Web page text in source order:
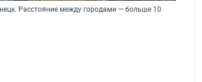
Расстояние между городами — больше 10